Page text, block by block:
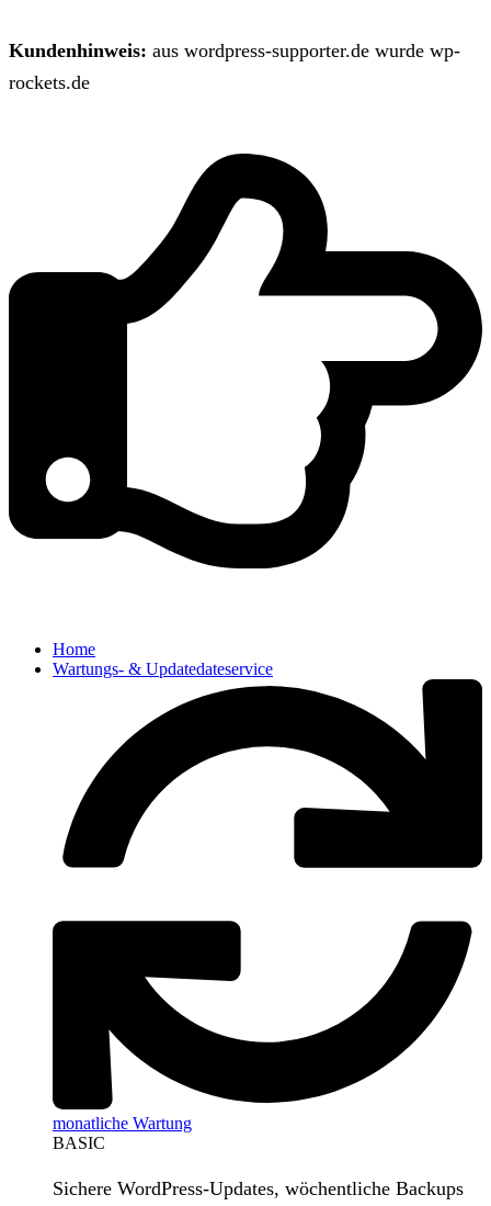
Kundenhinweis: aus wordpress-supporter.de wurde wp-
rockets.de
Home
Wartungs- & Updatedateservice
monatliche Wartung
BASIC
Sichere WordPress‑Updates, wöchentliche Backups